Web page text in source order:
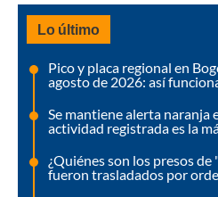
Lo último
Pico y placa regional en
agosto de 2026: así
Se mantiene alerta naranja
actividad registrada es la
¿Quiénes son los presos
fueron trasladados por